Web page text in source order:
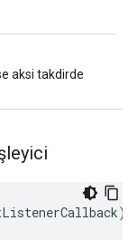
aksi takdirde
)(